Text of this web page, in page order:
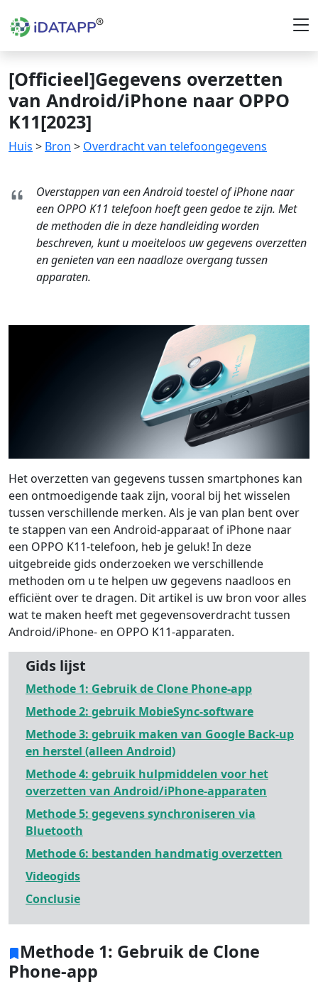
[Officieel]Gegevens overzetten
van Android/iPhone naar OPPO
K11[2023]
Huis > Bron > Overdracht van telefoongegevens
Overstappen van een Android toestel of iPhone naar
een OPPO K11 telefoon hoeft geen gedoe te zijn. Met
de methoden die in deze handleiding worden
beschreven, kunt u moeiteloos uw gegevens overzetten
en genieten van een naadloze overgang tussen
apparaten.
Het overzetten van gegevens tussen smartphones kan
een ontmoedigende taak zijn, vooral bij het wisselen
tussen verschillende merken. Als je van plan bent over
te stappen van een Android-apparaat of iPhone naar
een OPPO K11-telefoon, heb je geluk! In deze
uitgebreide gids onderzoeken we verschillende
methoden om u te helpen uw gegevens naadloos en
efficiënt over te dragen. Dit artikel is uw bron voor alles
wat te maken heeft met gegevensoverdracht tussen
Android/iPhone- en OPPO K11-apparaten.
Gids lijst
Methode 1: Gebruik de Clone Phone-app
Methode 2: gebruik MobieSync-software
Methode 3: gebruik maken van Google Back-up
en herstel (alleen Android)
Methode 4: gebruik hulpmiddelen voor het
overzetten van Android/iPhone-apparaten
Methode 5: gegevens synchroniseren via
Bluetooth
Methode 6: bestanden handmatig overzetten
Videogids
Conclusie
Methode 1: Gebruik de Clone
Phone-app